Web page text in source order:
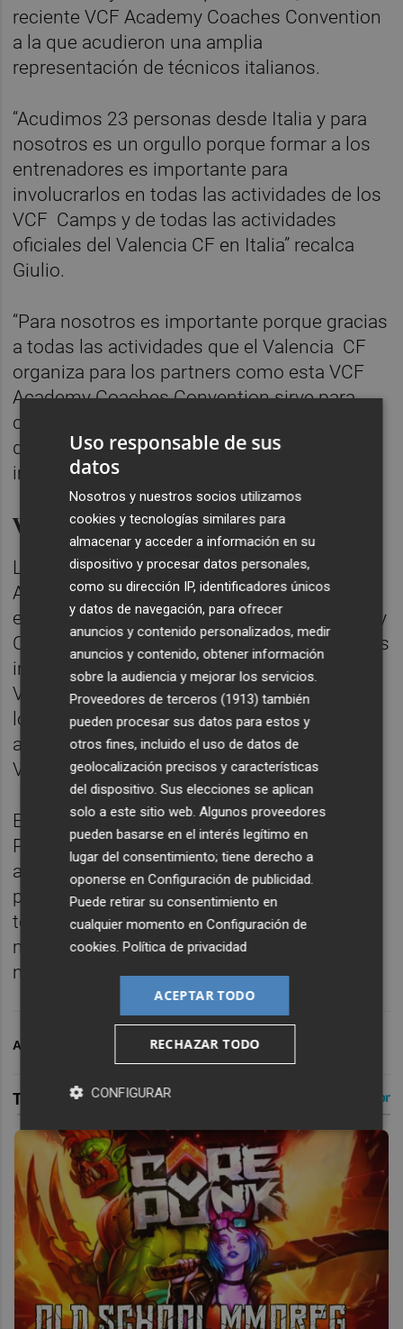
reciente VCF Academy Coaches Convention
a la que acudieron una amplia
representación de técnicos italianos.
“Acudimos 23 personas desde Italia y para
nosotros es un orgullo porque formar a los
entrenadores es importante para
involucrarlos en todas las actividades de los
VCF Camps y de todas las actividades
oficiales del Valencia CF en Italia” recalca
Giulio.
“Para nosotros es importante porque gracias
a todas las actividades que el Valencia CF
organiza para los partners como esta VCF
Academy Coaches Convention sirve para
crear formarnos, para crear vínculos, para
desarrollar el proyecto y esto es más
importante para nosotros” concluye Giulio.
VCF ACADEMY PROGRAMS
Las VCF Soccer Academy con las que la
Academia VCF cuenta en mercados
estratégicos de Norteamérica, Europa, Asia y
Oceanía, los VCF Soccer Camps, las alianzas
internacionales, la consultoría técnica o la
VCF Academy World Cup forman parte de
los VCF Soccer Academy Programs que
ayudan a expandir mundialmente la marca
Valencia CF y lo que simbolizan sus colores
El Valencia CF a través de los VCF Academy
Programs cada temporada organiza un
amplio programa de actividades en el que
participan más de 5000 jugadores y 400
técnicos de más de 50 países de todo el
mundo que pueden conocer mejor la
metodología de juego de la Academia VCF.
ARCHIVADO EN VALENCIA CF
Uso responsable de sus
datos
Nosotros y nuestros socios utilizamos
cookies y tecnologías similares para
almacenar y acceder a información en su
dispositivo y procesar datos personales,
como su dirección IP, identificadores únicos
y datos de navegación, para ofrecer
anuncios y contenido personalizados, medir
anuncios y contenido, obtener información
sobre la audiencia y mejorar los servicios.
Proveedores de terceros (1913) también
pueden procesar sus datos para estos y
otros fines, incluido el uso de datos de
geolocalización precisos y características
del dispositivo. Sus elecciones se aplican
solo a este sitio web. Algunos proveedores
pueden basarse en el interés legítimo en
lugar del consentimiento; tiene derecho a
oponerse enConfiguración de publicidad.
Puede retirar su consentimiento en
cualquier momento enConfiguración de
cookies.Política de privacidad
ACEPTAR TODO
RECHAZAR TODO
CONFIGURAR